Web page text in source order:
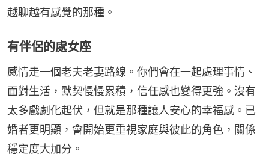
越聊越有感覺的那種。
有伴侶的處女座
感情走一個老夫老妻路線。你們會在一起處理事情、
面對生活，默契慢慢累積，信任感也變得更強。沒有
太多戲劇化起伏，但就是那種讓人安心的幸福感。已
婚者更明顯，會開始更重視家庭與彼此的角色，關係
穩定度大加分。